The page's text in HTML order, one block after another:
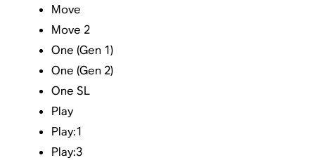
Move
Move 2
One (Gen 1)
One (Gen 2)
One SL
Play
Play:1
Play:3